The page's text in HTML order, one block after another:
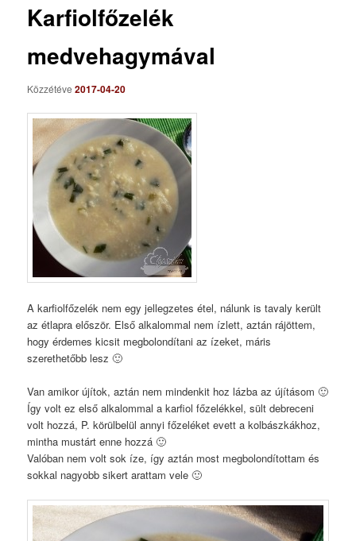
Karfiolfőzelék
medvehagymával
Közzétéve2017-04-20
A karfiolfőzelék nem egy jellegzetes étel, nálunk is tavaly került
az étlapra először. Első alkalommal nem ízlett, aztán rájöttem,
hogy érdemes kicsit megbolondítani az ízeket, máris
szerethetőbb lesz 🙂
Van amikor újítok, aztán nem mindenkit hoz lázba az újításom 🙂
Így volt ez első alkalommal a karfiol főzelékkel, sült debreceni
volt hozzá, P. körülbelül annyi főzeléket evett a kolbászkákhoz,
mintha mustárt enne hozzá 🙂
Valóban nem volt sok íze, így aztán most megbolondítottam és
sokkal nagyobb sikert arattam vele 🙂